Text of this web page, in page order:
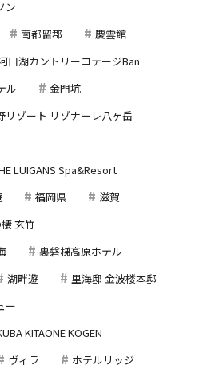
ン
南都留郡
慶雲館
口湖カントリーコテージBan
ル
金門坑
リゾート リゾナーレ八ヶ岳
LUIGANS Spa&Resort
福岡県
滋賀
玄竹
裏磐梯高原ホテル
湖畔遊
里海邸 金波楼本邸
ー
KITAONE KOGEN
ヴィラ
ホテルリッジ